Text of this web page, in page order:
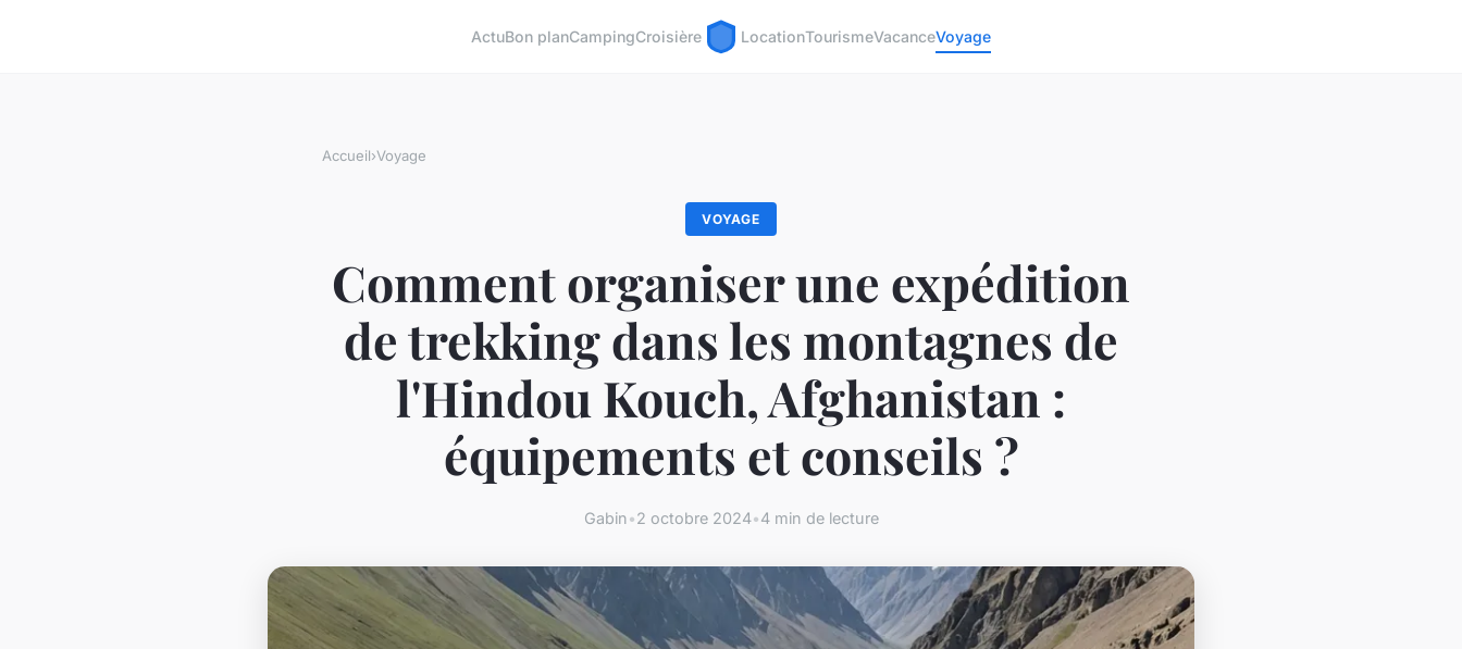
ActuBon planCampingCroisière LocationTourismeVacanceVoyage
Accueil›Voyage
VOYAGE
Comment organiser une expédition
de trekking dans les montagnes de
l'Hindou Kouch, Afghanistan :
équipements et conseils ?
Gabin•2 octobre 2024•4 min de lecture